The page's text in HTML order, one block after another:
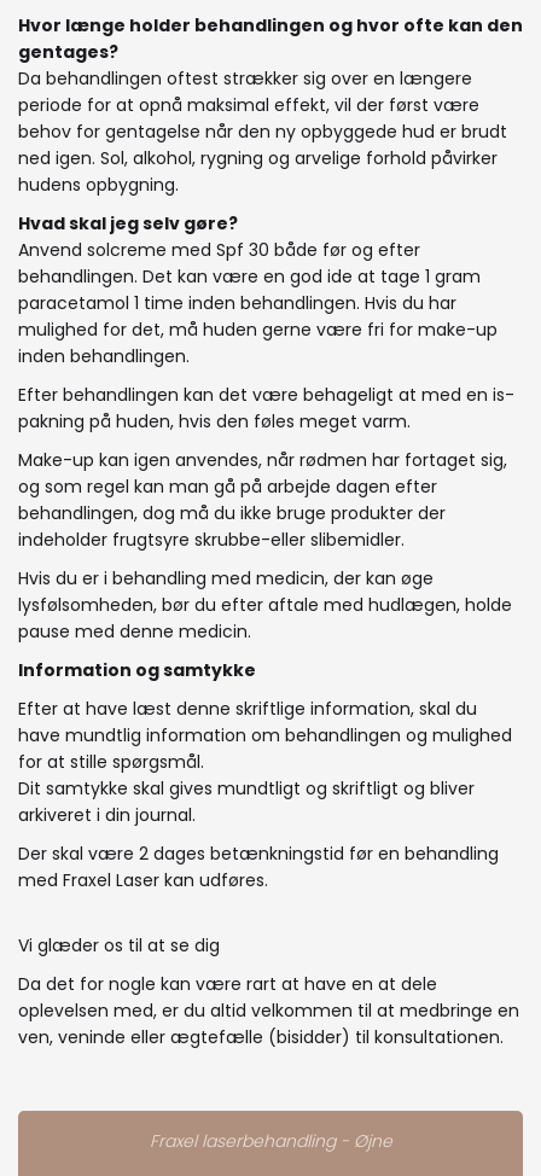
Hvor længe holder behandlingen og hvor ofte kan den
gentages?
Da behandlingen oftest strækker sig over en længere
periode for at opnå maksimal effekt, vil der først være
behov for gentagelse når den ny opbyggede hud er brudt
ned igen. Sol, alkohol, rygning og arvelige forhold påvirker
hudens opbygning.
Hvad skal jeg selv gøre?
Anvend solcreme med Spf 30 både før og efter
behandlingen. Det kan være en god ide at tage 1 gram
paracetamol 1 time inden behandlingen. Hvis du har
mulighed for det, må huden gerne være fri for make-up
inden behandlingen.
Efter behandlingen kan det være behageligt at med en is-
pakning på huden, hvis den føles meget varm.
Make-up kan igen anvendes, når rødmen har fortaget sig,
og som regel kan man gå på arbejde dagen efter
behandlingen, dog må du ikke bruge produkter der
indeholder frugtsyre skrubbe-eller slibemidler.
Hvis du er i behandling med medicin, der kan øge
lysfølsomheden, bør du efter aftale med hudlægen, holde
pause med denne medicin.
Information og samtykke
Efter at have læst denne skriftlige information, skal du
have mundtlig information om behandlingen og mulighed
for at stille spørgsmål.
Dit samtykke skal gives mundtligt og skriftligt og bliver
arkiveret i din journal.
Der skal være 2 dages betænkningstid før en behandling
med Fraxel Laser kan udføres.
Vi glæder os til at se dig
Da det for nogle kan være rart at have en at dele
oplevelsen med, er du altid velkommen til at medbringe en
ven, veninde eller ægtefælle (bisidder) til konsultationen.
Fraxel laserbehandling - Øjne